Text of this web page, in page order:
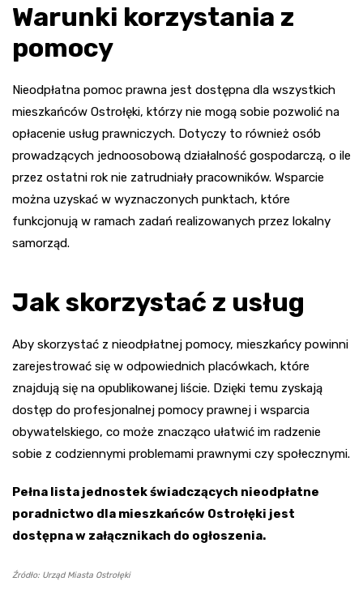
Warunki korzystania z
pomocy
Nieodpłatna pomoc prawna jest dostępna dla wszystkich
mieszkańców Ostrołęki, którzy nie mogą sobie pozwolić na
opłacenie usług prawniczych. Dotyczy to również osób
prowadzących jednoosobową działalność gospodarczą, o ile
przez ostatni rok nie zatrudniały pracowników. Wsparcie
można uzyskać w wyznaczonych punktach, które
funkcjonują w ramach zadań realizowanych przez lokalny
samorząd.
Jak skorzystać z usług
Aby skorzystać z nieodpłatnej pomocy, mieszkańcy powinni
zarejestrować się w odpowiednich placówkach, które
znajdują się na opublikowanej liście. Dzięki temu zyskają
dostęp do profesjonalnej pomocy prawnej i wsparcia
obywatelskiego, co może znacząco ułatwić im radzenie
sobie z codziennymi problemami prawnymi czy społecznymi.
Pełna lista jednostek świadczących nieodpłatne
poradnictwo dla mieszkańców Ostrołęki jest
dostępna w załącznikach do ogłoszenia.
Źródło: Urząd Miasta Ostrołęki